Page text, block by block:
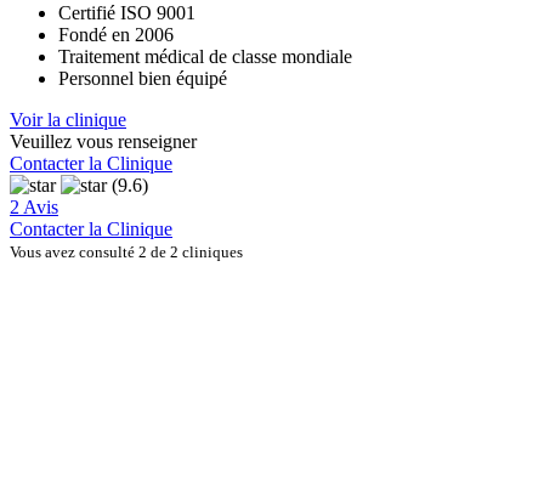
Certifié ISO 9001
Fondé en 2006
Traitement médical de classe mondiale
Personnel bien équipé
Voir la clinique
Veuillez vous renseigner
Contacter la Clinique
(9.6)
2 Avis
Contacter la Clinique
Vous avez consulté 2 de 2 cliniques